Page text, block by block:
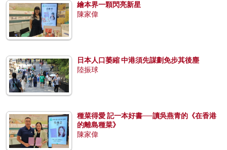
繪本界一顆閃亮新星
陳家偉
日本人口萎縮 中港須先謀劃免步其後塵
陸振球
種菜得愛 記一本好書──讀吳燕青的《在香港
的離島種菜》
陳家偉